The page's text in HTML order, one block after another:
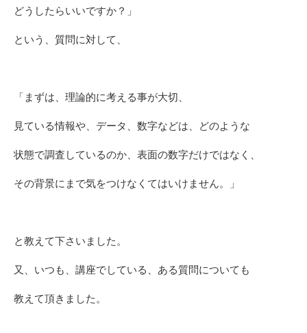
どうしたらいいですか？」
という、質問に対して、
「まずは、理論的に考える事が大切、
見ている情報や、データ、数字などは、どのような
状態で調査しているのか、表面の数字だけではなく、
その背景にまで気をつけなくてはいけません。」
と教えて下さいました。
又、いつも、講座でしている、ある質問についても
教えて頂きました。